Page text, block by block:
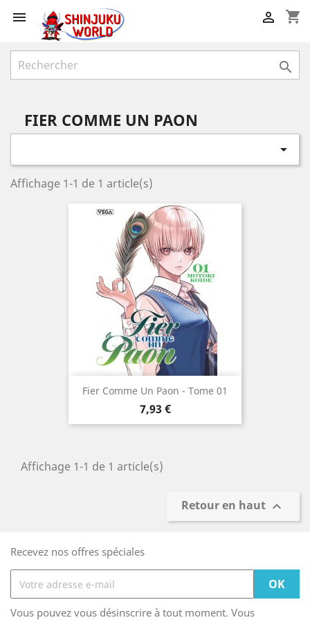
 shopping_cart


FIER COMME UN PAON

Affichage 1-1 de 1 article(s)
Fier Comme Un Paon - Tome 01
Prix
7,93 €
Affichage 1-1 de 1 article(s)
Retour en haut 
Recevez nos offres spéciales
Vous pouvez vous désinscrire à tout moment. Vous